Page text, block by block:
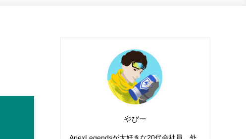
やびー
ApexLegendsが大好きな20代会社員。外